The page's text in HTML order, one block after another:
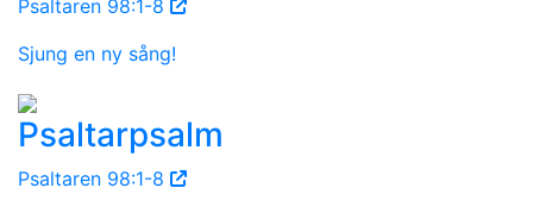
Psaltaren 98:1-8
Sjung en ny sång!
Psaltarpsalm
Psaltaren 98:1-8